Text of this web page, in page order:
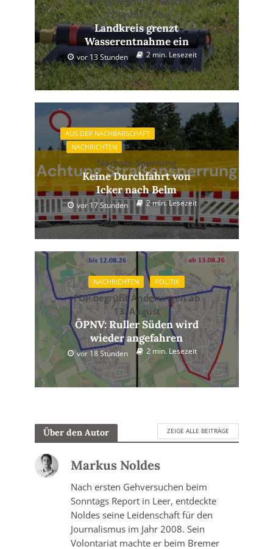
12 und 18 Uhr
Landkreis grenzt
Wasserentnahme ein
vor 13 Stunden 2 min. Lesezeit
AUS DER NACHBARSCHAFT
NACHRICHTEN
Nächste Sperrung
Keine Durchfahrt von
Icker nach Belm
vor 17 Stunden 2 min. Lesezeit
NACHRICHTEN POLITIK
FDP begrüßt Änderungen ab
13. August
ÖPNV: Ruller Süden wird
wieder angefahren
vor 18 Stunden 2 min. Lesezeit
Über den Autor ZEIGE ALLE BEITRÄGE
Markus Noldes
Nach ersten Gehversuchen beim
Sonntags Report in Leer, entdeckte
Noldes seine Leidenschaft für den
Journalismus im Jahr 2008. Sein
Volontariat machte er beim Bremer